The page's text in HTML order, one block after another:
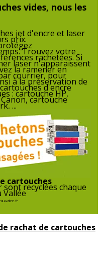
vides, nous les
jet d'encre et laser
prix.
Trouvez votre
rachetées. Si
laser n'apparaissent
la ramener en
courrier, pour
à la préservation de
d'encre
: cartouche HP,
cartouche
...
cartouches
recyclées chaque
vallee.fr
rachat de cartouches